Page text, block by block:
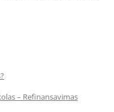
– Refinansavimas